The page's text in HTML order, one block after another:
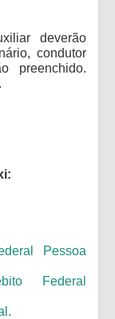
deverão
condutor
preenchido.
Pessoa
Federal